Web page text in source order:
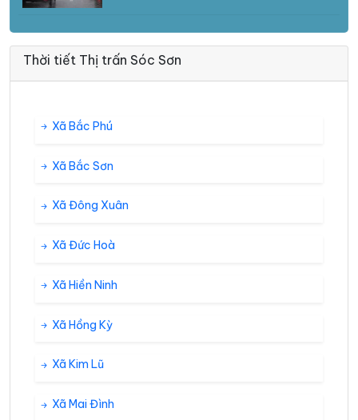
Thời tiết Thị trấn Sóc Sơn
Xã Bắc Phú
Xã Bắc Sơn
Xã Đông Xuân
Xã Đức Hoà
Xã Hiền Ninh
Xã Hồng Kỳ
Xã Kim Lũ
Xã Mai Đình